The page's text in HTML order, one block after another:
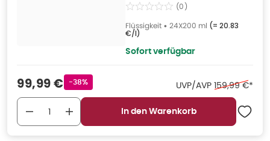
(0)
Flüssigkeit • 24X200 ml (= 20.83
€/l)
Sofort verfügbar
Verkaufspreis
99,99 € Rabattstempel
-38% UVP/AVP Ehemaliger
159,99 €*
In den Warenkorb